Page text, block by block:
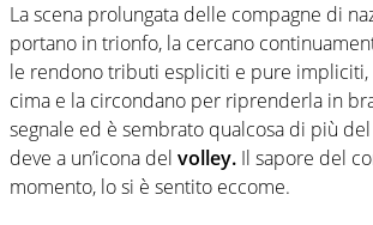
La scena prolungata delle compagne di
portano in trionfo, la cercano
le rendono tributi espliciti e pure impliciti,
cima e la circondano per riprenderla in
segnale ed è sembrato qualcosa di più
deve a un’icona del volley. Il sapore del
momento, lo si è sentito eccome.